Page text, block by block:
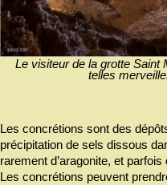
Le visiteur de la grotte Saint
telles
Les concrétions sont des
précipitation de sels dissous
rarement d’aragonite, et
Les concrétions peuvent